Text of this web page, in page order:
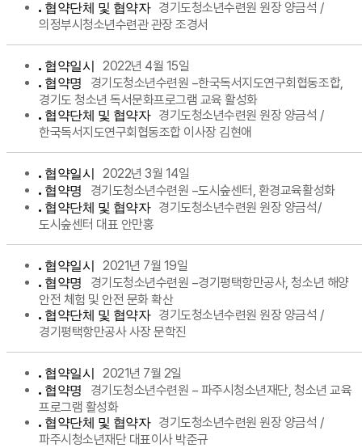
협약단체 및 협약자
경기도청소년수련원 원장 양금석 /
의정부시청소년수련관 관장 조경서
협약일시 2022년 4월 15일
협약명
경기도청소년수련원 −한국독서지도연구회협동조합,
경기도 청소년 독서문화프로그램 교육 활성화
협약단체 및 협약자
경기도청소년수련원 원장 양금석 /
한국독서지도연구회협동조합 이사장 김현애
협약일시 2022년 3월 14일
협약명 경기도청소년수련원 −도시숲센터, 환경교육활성화
협약단체 및 협약자
경기도청소년수련원 원장 양금석/
도시숲센터 대표 안만홍
협약일시 2021년 7월 19일
협약명
경기도청소년수련원 −경기평택항만공사, 청소년 해양
안전 체험 및 안전 문화 확산
협약단체 및 협약자
경기도청소년수련원 원장 양금석 /
경기평택항만공사 사장 문학진
협약일시 2021년 7월 2일
협약명
경기도청소년수련원 − 파주시청소년재단, 청소년 교육
프로그램 활성화
협약단체 및 협약자
경기도청소년수련원 원장 양금석 /
파주시청소년재단 대표이사 박준규